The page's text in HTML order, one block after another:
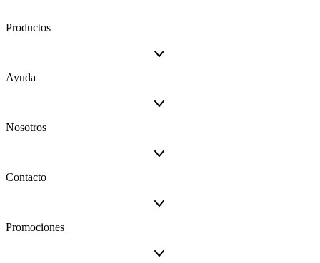
Productos
Ayuda
Nosotros
Contacto
Promociones